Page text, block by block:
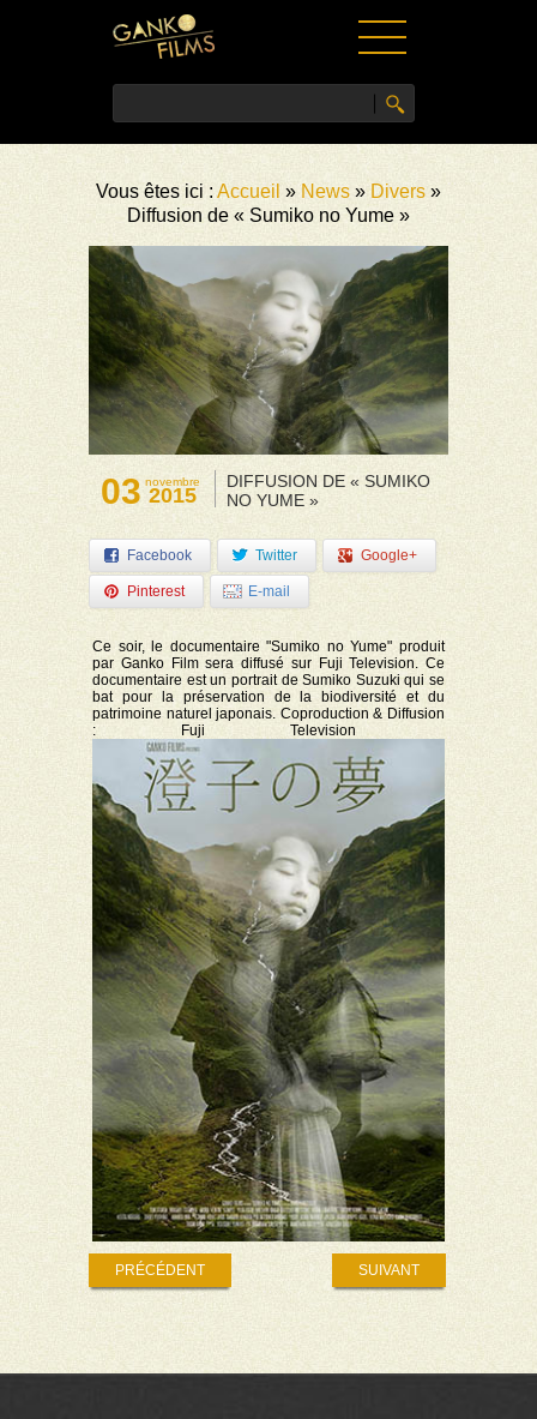
FILMS
VIDÉOS
PRESSE
CONTACT
Vous êtes ici : Accueil » News » Divers »
Diffusion de « Sumiko no Yume »
03 novembre
2015
DIFFUSION DE « SUMIKO
NO YUME »
Facebook Twitter Google+
Pinterest E-mail
Ce soir, le documentaire "Sumiko no Yume" produit
par Ganko Film sera diffusé sur Fuji Television. Ce
documentaire est un portrait de Sumiko Suzuki qui se
bat pour la préservation de la biodiversité et du
patrimoine naturel japonais. Coproduction & Diffusion
: Fuji Television
PRÉCÉDENT SUIVANT